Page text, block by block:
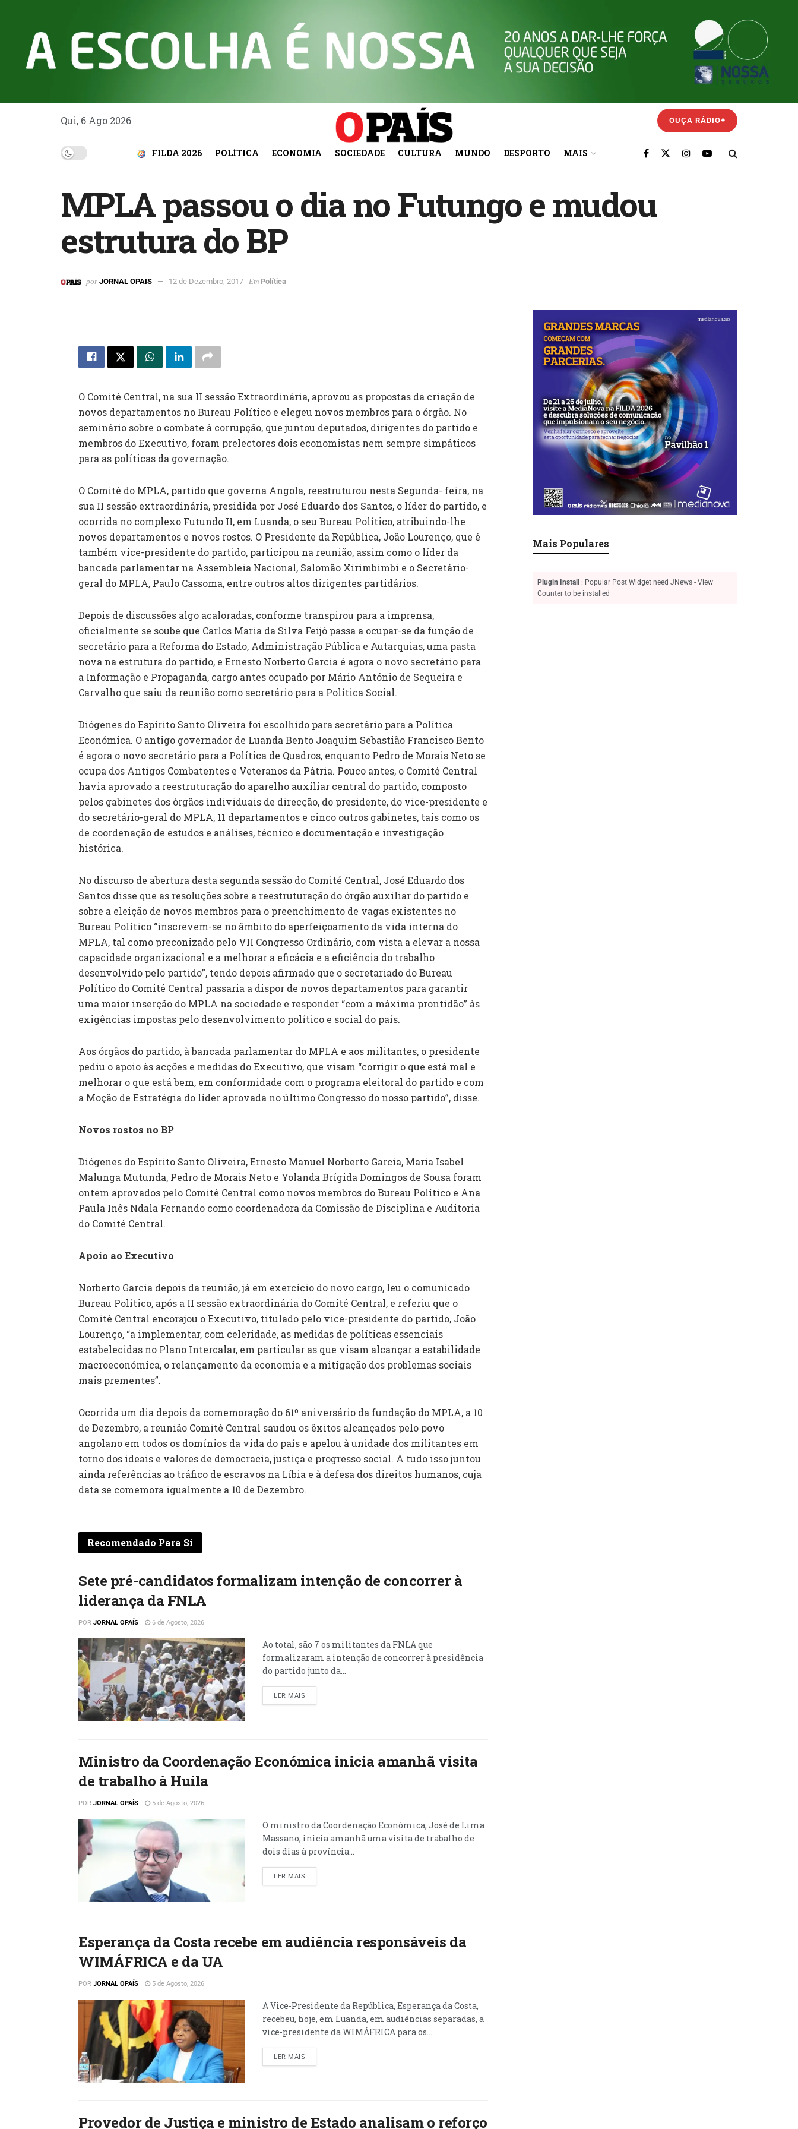
Qui, 6 Ago 2026 OUÇA RÁDIO+
FILDA 2026 POLÍTICA ECONOMIA SOCIEDADE CULTURA MUNDO DESPORTO MAIS
MPLA passou o dia no Futungo e mudou
estrutura do BP
por JORNAL OPAIS 12 de Dezembro, 2017 Em Política
O Comité Central, na sua II sessão Extraordinária, aprovou as propostas da criação de
novos departamentos no Bureau Político e elegeu novos membros para o órgão. No
seminário sobre o combate à corrupção, que juntou deputados, dirigentes do partido e
membros do Executivo, foram prelectores dois economistas nem sempre simpáticos
para as políticas da governação.
O Comité do MPLA, partido que governa Angola, reestruturou nesta Segunda- feira, na
sua II sessão extraordinária, presidida por José Eduardo dos Santos, o líder do partido, e
ocorrida no complexo Futundo II, em Luanda, o seu Bureau Político, atribuindo-lhe
novos departamentos e novos rostos. O Presidente da República, João Lourenço, que é
também vice-presidente do partido, participou na reunião, assim como o líder da
bancada parlamentar na Assembleia Nacional, Salomão Xirimbimbi e o Secretário-
geral do MPLA, Paulo Cassoma, entre outros altos dirigentes partidários.
Depois de discussões algo acaloradas, conforme transpirou para a imprensa,
oficialmente se soube que Carlos Maria da Silva Feijó passa a ocupar-se da função de
secretário para a Reforma do Estado, Administração Pública e Autarquias, uma pasta
nova na estrutura do partido, e Ernesto Norberto Garcia é agora o novo secretário para
a Informação e Propaganda, cargo antes ocupado por Mário António de Sequeira e
Carvalho que saiu da reunião como secretário para a Política Social.
Diógenes do Espírito Santo Oliveira foi escolhido para secretário para a Política
Económica. O antigo governador de Luanda Bento Joaquim Sebastião Francisco Bento
é agora o novo secretário para a Política de Quadros, enquanto Pedro de Morais Neto se
ocupa dos Antigos Combatentes e Veteranos da Pátria. Pouco antes, o Comité Central
havia aprovado a reestruturação do aparelho auxiliar central do partido, composto
pelos gabinetes dos órgãos individuais de direcção, do presidente, do vice-presidente e
do secretário-geral do MPLA, 11 departamentos e cinco outros gabinetes, tais como os
de coordenação de estudos e análises, técnico e documentação e investigação
histórica.
No discurso de abertura desta segunda sessão do Comité Central, José Eduardo dos
Santos disse que as resoluções sobre a reestruturação do órgão auxiliar do partido e
sobre a eleição de novos membros para o preenchimento de vagas existentes no
Bureau Político “inscrevem-se no âmbito do aperfeiçoamento da vida interna do
MPLA, tal como preconizado pelo VII Congresso Ordinário, com vista a elevar a nossa
capacidade organizacional e a melhorar a eficácia e a eficiência do trabalho
desenvolvido pelo partido”, tendo depois afirmado que o secretariado do Bureau
Político do Comité Central passaria a dispor de novos departamentos para garantir
uma maior inserção do MPLA na sociedade e responder “com a máxima prontidão” às
exigências impostas pelo desenvolvimento político e social do país.
Aos órgãos do partido, à bancada parlamentar do MPLA e aos militantes, o presidente
pediu o apoio às acções e medidas do Executivo, que visam “corrigir o que está mal e
melhorar o que está bem, em conformidade com o programa eleitoral do partido e com
a Moção de Estratégia do líder aprovada no último Congresso do nosso partido”, disse.
Novos rostos no BP
Diógenes do Espírito Santo Oliveira, Ernesto Manuel Norberto Garcia, Maria Isabel
Malunga Mutunda, Pedro de Morais Neto e Yolanda Brígida Domingos de Sousa foram
ontem aprovados pelo Comité Central como novos membros do Bureau Político e Ana
Paula Inês Ndala Fernando como coordenadora da Comissão de Disciplina e Auditoria
do Comité Central.
Apoio ao Executivo
Norberto Garcia depois da reunião, já em exercício do novo cargo, leu o comunicado
Bureau Político, após a II sessão extraordinária do Comité Central, e referiu que o
Comité Central encorajou o Executivo, titulado pelo vice-presidente do partido, João
Lourenço, “a implementar, com celeridade, as medidas de políticas essenciais
estabelecidas no Plano Intercalar, em particular as que visam alcançar a estabilidade
macroeconómica, o relançamento da economia e a mitigação dos problemas sociais
mais prementes”.
Ocorrida um dia depois da comemoração do 61º aniversário da fundação do MPLA, a 10
de Dezembro, a reunião Comité Central saudou os êxitos alcançados pelo povo
angolano em todos os domínios da vida do país e apelou à unidade dos militantes em
torno dos ideais e valores de democracia, justiça e progresso social. A tudo isso juntou
ainda referências ao tráfico de escravos na Líbia e à defesa dos direitos humanos, cuja
data se comemora igualmente a 10 de Dezembro.
Recomendado Para Si
Sete pré-candidatos formalizam intenção de concorrer à
liderança da FNLA
POR JORNAL OPAÍS 6 de Agosto, 2026
Ao total, são 7 os militantes da FNLA que
formalizaram a intenção de concorrer à presidência
do partido junto da...
LER MAIS
Ministro da Coordenação Económica inicia amanhã visita
de trabalho à Huíla
POR JORNAL OPAÍS 5 de Agosto, 2026
O ministro da Coordenação Económica, José de Lima
Massano, inicia amanhã uma visita de trabalho de
dois dias à província...
LER MAIS
Esperança da Costa recebe em audiência responsáveis da
WIMÁFRICA e da UA
POR JORNAL OPAÍS 5 de Agosto, 2026
A Vice-Presidente da República, Esperança da Costa,
recebeu, hoje, em Luanda, em audiências separadas, a
vice-presidente da WIMÁFRICA para os...
LER MAIS
Provedor de Justiça e ministro de Estado analisam o reforço
Mais Populares
Plugin Install
: Popular Post Widget need JNews - View
Counter to be installed